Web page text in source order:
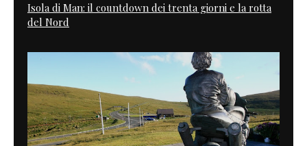
Isola di Man: il countdown dei trenta giorni e la rotta
del Nord